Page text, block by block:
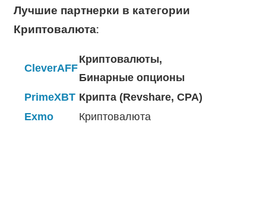
Лучшие партнерки в категории
Криптовалюта:
CleverAFF
Криптовалюты,
Бинарные опционы
PrimeXBT Крипта (Revshare, CPA)
Exmo
Криптовалюта